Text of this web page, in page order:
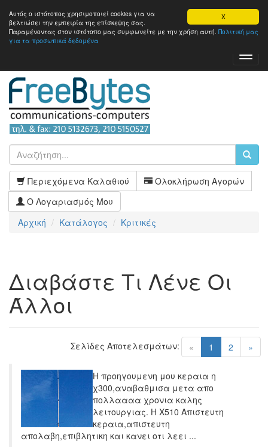
X
Αυτός ο ιστότοπος χρησιμοποιεί cookies για να
βελτιώσει την εμπειρία της επίσκεψης σας.
Παραμένοντας στον ιστότοπo μας συμφωνείτε με την χρήση αυτή. Πολιτική μας
για τα προσωπικά δεδομένα
Περιεχόμενα Καλαθιού
Ολοκλήρωση Αγορών
Ο Λογαριασμός Μου
Αρχική
Κατάλογος Κριτικές
Διαβάστε Τι Λένε Οι
Άλλοι
« 1 (current)
2 »
Σελίδες Αποτελεσμάτων:
Η προηγουμενη μου κεραια η
χ300,αναβαθμισα μετα απο
πολλαααα χρονια καλης
λειτουργιας. Η Χ510 Απιστευτη
κεραια,απιστευτη
απολαβη,επιβλητικη και κανει οτι λεει ...